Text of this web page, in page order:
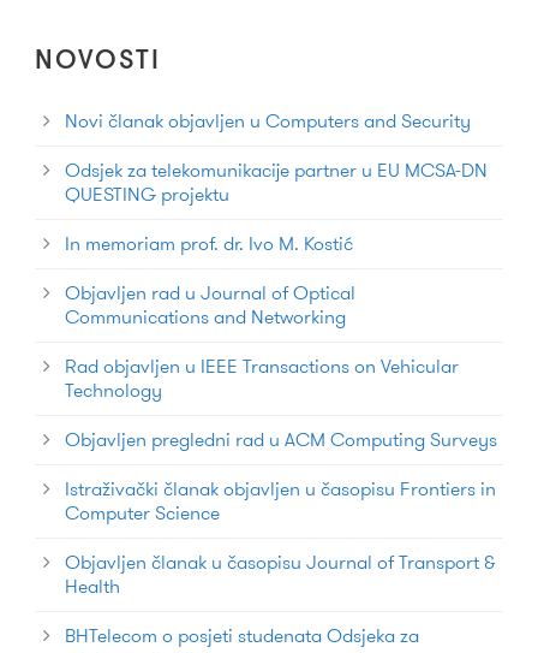
NOVOSTI
Novi članak objavljen u Computers and Security
Odsjek za telekomunikacije partner u EU MCSA-DN
QUESTING projektu
In memoriam prof. dr. Ivo M. Kostić
Objavljen rad u Journal of Optical
Communications and Networking
Rad objavljen u IEEE Transactions on Vehicular
Technology
Objavljen pregledni rad u ACM Computing Surveys
Istraživački članak objavljen u časopisu Frontiers in
Computer Science
Objavljen članak u časopisu Journal of Transport &
Health
BHTelecom o posjeti studenata Odsjeka za